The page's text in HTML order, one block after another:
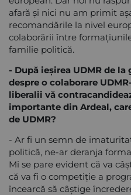
afară și nici nu am primit
recomandările la nivel
colaborării între
familie politică.
- După ieşirea UDMR de
despre o colaborare
liberalii vă
importante din Ardeal,
de UDMR?
- Ar fi un semn de
politică, ne-ar deranja
Mi se pare evident că va
că va fi o competiție a
încearcă să câștige